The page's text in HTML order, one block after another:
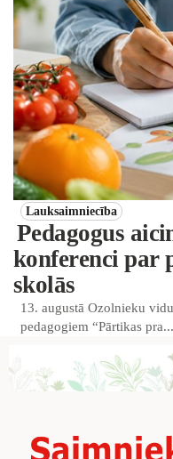
Lauksaimniecība
Pedagogus
konferenci par
skolās
13. augustā Ozolnieku
pedagogiem “Pārtikas pra...